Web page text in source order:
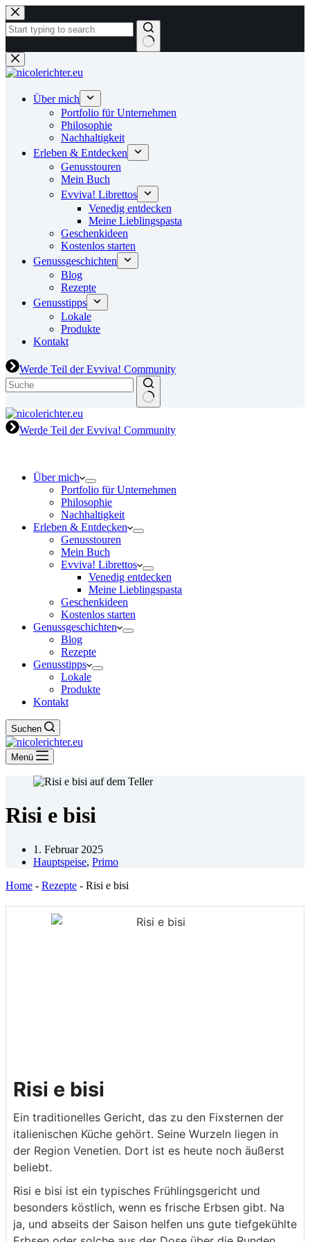
Zum
Inhalt
springen
Keine
Ergebnisse
Über mich
Portfolio für Unternehmen
Philosophie
Nachhaltigkeit
Erleben & Entdecken
Genusstouren
Mein Buch
Evviva! Librettos
Venedig entdecken
Meine Lieblingspasta
Geschenkideen
Kostenlos starten
Genussgeschichten
Blog
Rezepte
Genusstipps
Lokale
Produkte
Kontakt
Werde Teil der Evviva! Community
Werde Teil der Evviva! Community
Über mich
Portfolio für Unternehmen
Philosophie
Nachhaltigkeit
Erleben & Entdecken
Genusstouren
Mein Buch
Evviva! Librettos
Venedig entdecken
Meine Lieblingspasta
Geschenkideen
Kostenlos starten
Genussgeschichten
Blog
Rezepte
Genusstipps
Lokale
Produkte
Kontakt
Suchen
Menü
Risi e bisi
1. Februar 2025
Hauptspeise, Primo
Home - Rezepte - Risi e bisi
Risi e bisi
Ein traditionelles Gericht, das zu den Fixsternen der
italienischen Küche gehört. Seine Wurzeln liegen in
der Region Venetien. Dort ist es heute noch äußerst
beliebt.
Risi e bisi ist ein typisches Frühlingsgericht und
besonders köstlich, wenn es frische Erbsen gibt. Na
ja, und abseits der Saison helfen uns gute tiefgekühlte